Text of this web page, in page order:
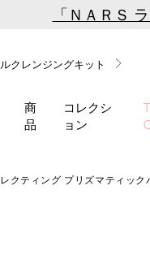
「ＮＡＲＳ
ドブラッシュご購入でプ
新リキッドブラッシュス
クレンジングキット
カラーアイテムをあの人
】ORGASM CAMPAIGN
商
品
コレクシ
ョン
クティング プリズマティック